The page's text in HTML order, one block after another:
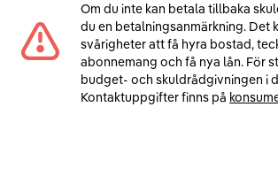
Om du inte kan betala tillbaka
du en betalningsanmärkning. Det
svårigheter att få hyra bostad,
abonnemang och få nya lån. För
budget- och skuldrådgivningen i
Kontaktuppgifter finns på